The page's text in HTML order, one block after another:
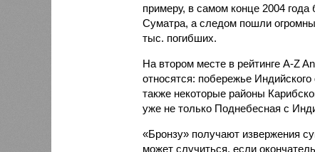
примеру, в самом конце 2004 года
Суматра, а следом пошли
тыс. погибших.
На втором месте в рейтинге A-Z
относятся: побережье
также некоторые районы
уже не только Поднебесная с
«Бронзу» получают извержения
может случиться, если